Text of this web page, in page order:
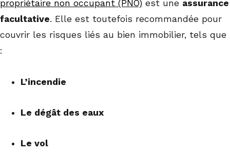
propriétaire non occupant (PNO) est une assurance
facultative. Elle est toutefois recommandée pour
couvrir les risques liés au bien immobilier, tels que
:
L’incendie
Le dégât des eaux
Le vol